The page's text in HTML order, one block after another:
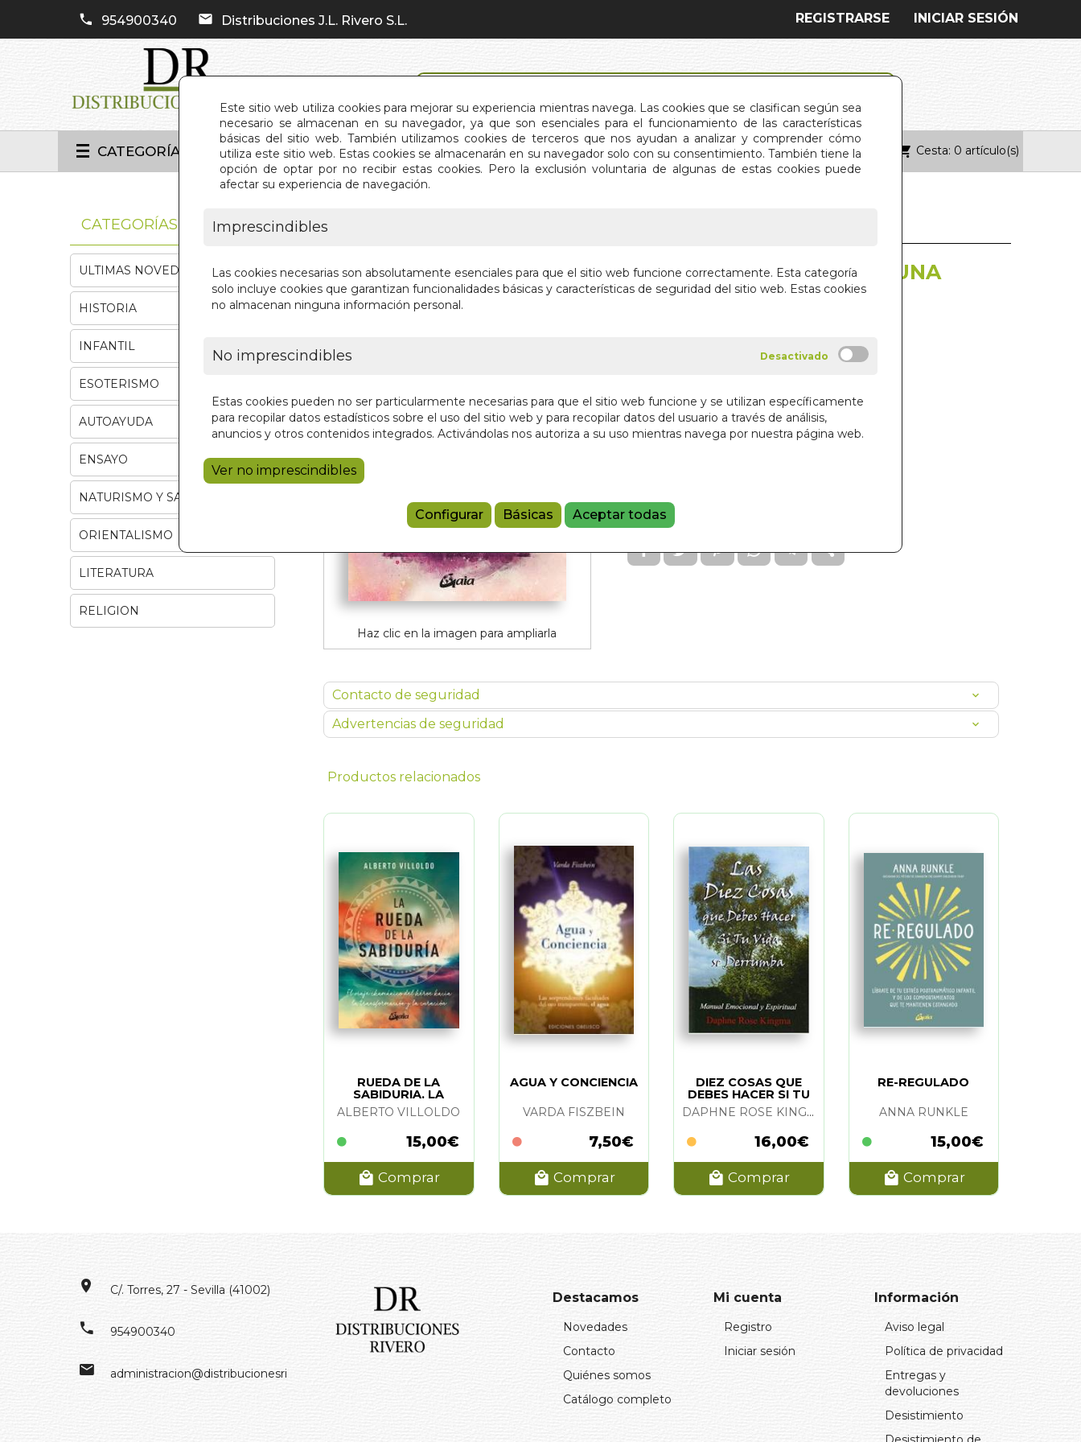
Este sitio web utiliza cookies para mejorar su experiencia mientras navega. Las cookies que se clasifican según sea
necesario se almacenan en su navegador, ya que son esenciales para el funcionamiento de las características
básicas del sitio web. También utilizamos cookies de terceros que nos ayudan a analizar y comprender cómo
utiliza este sitio web. Estas cookies se almacenarán en su navegador solo con su consentimiento. También tiene la
opción de optar por no recibir estas cookies. Pero la exclusión voluntaria de algunas de estas cookies puede
afectar su experiencia de navegación.
Imprescindibles
Las cookies necesarias son absolutamente esenciales para que el sitio web funcione correctamente. Esta categoría
solo incluye cookies que garantizan funcionalidades básicas y características de seguridad del sitio web. Estas cookies
no almacenan ninguna información personal.
No imprescindibles
Estas cookies pueden no ser particularmente necesarias para que el sitio web funcione y se utilizan específicamente
para recopilar datos estadísticos sobre el uso del sitio web y para recopilar datos del usuario a través de análisis,
anuncios y otros contenidos integrados. Activándolas nos autoriza a su uso mientras navega por nuestra página web.
Ver no imprescindibles
Configurar Básicas Aceptar todas
954900340 Distribuciones J.L. Rivero S.L. INICIAR SESIÓN
REGISTRARSE
CATEGORÍAS INICIO QUIÉNES SOMOS CONTACTO Cesta: 0 artículo(s)
Haz clic en la imagen para ampliarla
DE LA LUNA ROJA A LA LUNA
OSCURA
18,00 €
9788411080958
Contacto de seguridad
Advertencias de seguridad
Productos relacionados
RUEDA DE LA
SABIDURIA. LA
ALBERTO VILLOLDO
15,00€
Comprar
AGUA Y CONCIENCIA
VARDA FISZBEIN
7,50€
Comprar
DIEZ COSAS QUE
DEBES HACER SI TU
VIDA SE DERRUMBA,
LAS
DAPHNE ROSE KINGMA
16,00€
Comprar
RE-REGULADO
ANNA RUNKLE
15,00€
Comprar
CATEGORÍAS
ULTIMAS NOVEDADES
HISTORIA
INFANTIL
ESOTERISMO
AUTOAYUDA
ENSAYO
NATURISMO Y SALUD
ORIENTALISMO
LITERATURA
RELIGION
C/. Torres, 27 - Sevilla (41002)
954900340
administracion@distribucionesrivero.es
Destacamos
Novedades
Contacto
Quiénes somos
Catálogo completo
Mi cuenta
Registro
Iniciar sesión
Información
Aviso legal
Política de privacidad
Entregas y
devoluciones
Desistimiento